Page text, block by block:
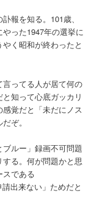
報を知る。101歳、
った1947年の選挙に
く昭和が終わったと
ってる人が居て何の
知って心底ガッカリ
覚だと「未だにノス
ぞ。
ルー」録画不可問題
る。何が問題かと思
スである
出来ない」ためだと